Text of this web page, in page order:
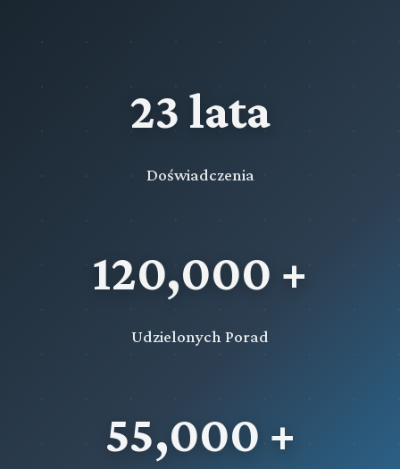
23 lata
Doświadczenia
120,000 +
Udzielonych Porad
55,000 +